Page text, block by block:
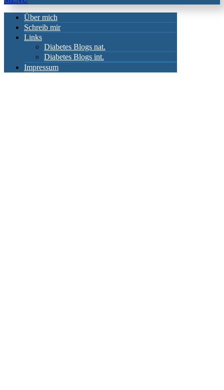
Über mich
Schreib mir
Links
Diabetes Blogs nat.
Diabetes Blogs int.
Impressum